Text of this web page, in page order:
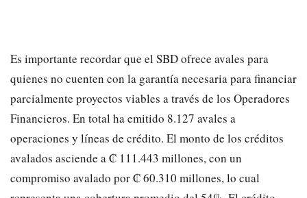
Es importante recordar que el SBD ofrece avales para
quienes no cuenten con la garantía necesaria para financiar
parcialmente proyectos viables a través de los Operadores
Financieros. En total ha emitido 8.127 avales a
operaciones y líneas de crédito. El monto de los créditos
avalados asciende a ₡ 111.443 millones, con un
compromiso avalado por ₡ 60.310 millones, lo cual